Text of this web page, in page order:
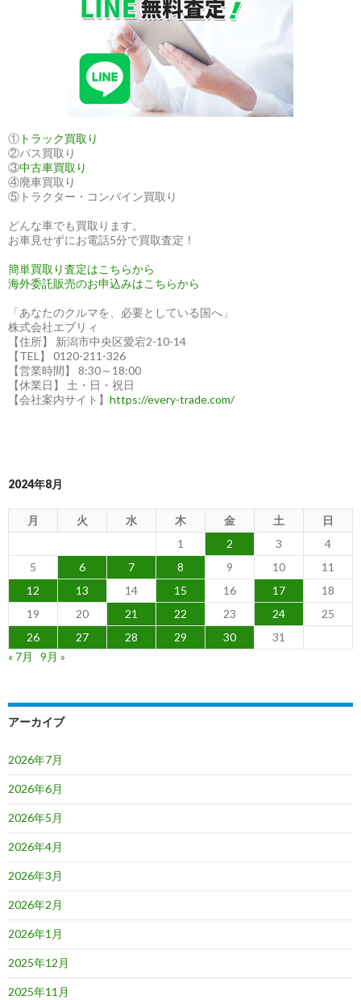
① トラック買取り
②バス買取り
③中古車買取り
④廃車買取り
⑤トラクター・コンバイン買取り
どんな車でも買取ります。
お車見せずにお電話5分で買取査定！
簡単買取り査定はこちらから
海外委託販売のお申込みはこちらから
「あなたのクルマを、必要としている国へ」
株式会社エブリィ
【住所】 新潟市中央区愛宕2-10-14
【TEL】 0120-211-326
【営業時間】 8:30～18:00
【休業日】 土・日・祝日
【会社案内サイト】 https://every-trade.com/
2024年8月
月 火 水 木 金 土
日
1
2 3
4
5
6 7 8 9 10
11
12
13 14 15 16 17
18
19
20 21 22 23 24
25
26
27 28 29 30
31
« 7月
9月 »
アーカイブ
2026年7月
2026年6月
2026年5月
2026年4月
2026年3月
2026年2月
2026年1月
2025年12月
2025年11月